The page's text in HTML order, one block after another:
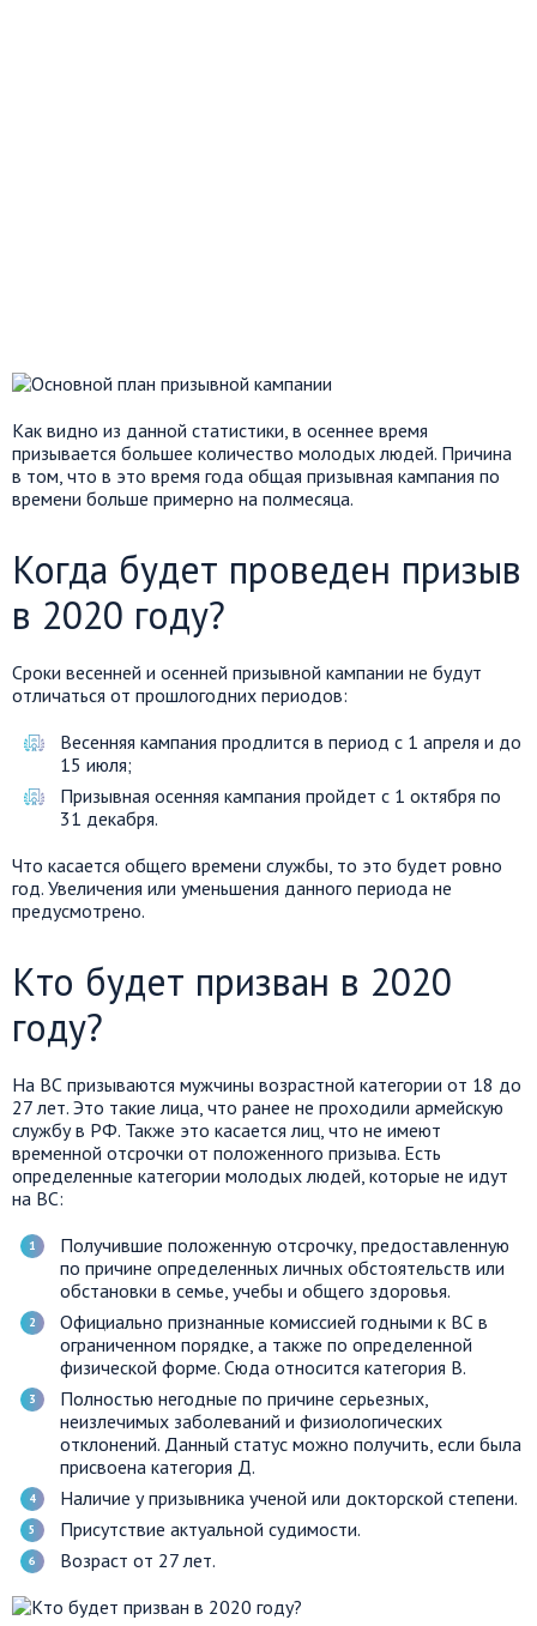
Как видно из данной статистики, в осеннее время
призывается большее количество молодых людей. Причина
в том, что в это время года общая призывная кампания по
времени больше примерно на полмесяца.
Когда будет проведен призыв
в 2020 году?
Сроки весенней и осенней призывной кампании не будут
отличаться от прошлогодних периодов:
Весенняя кампания продлится в период с 1 апреля и до
15 июля;
Призывная осенняя кампания пройдет с 1 октября по
31 декабря.
Что касается общего времени службы, то это будет ровно
год. Увеличения или уменьшения данного периода не
предусмотрено.
Кто будет призван в 2020
году?
На ВС призываются мужчины возрастной категории от 18 до
27 лет. Это такие лица, что ранее не проходили армейскую
службу в РФ. Также это касается лиц, что не имеют
временной отсрочки от положенного призыва. Есть
определенные категории молодых людей, которые не идут
на ВС:
Получившие положенную отсрочку, предоставленную
по причине определенных личных обстоятельств или
обстановки в семье, учебы и общего здоровья.
Официально признанные комиссией годными к ВС в
ограниченном порядке, а также по определенной
физической форме. Сюда относится категория В.
Полностью негодные по причине серьезных,
неизлечимых заболеваний и физиологических
отклонений. Данный статус можно получить, если была
присвоена категория Д.
Наличие у призывника ученой или докторской степени.
Присутствие актуальной судимости.
Возраст от 27 лет.